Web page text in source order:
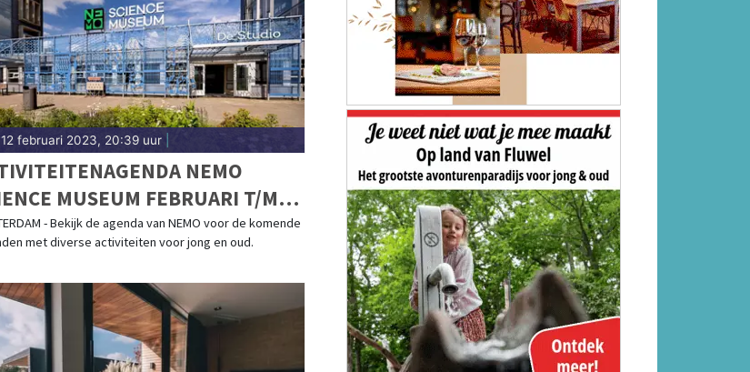
12 februari 2023, 20:39 uur|
NEMO
MUSEUM FEBRUARI T/M
- Bekijk de agenda van NEMO voor de komende
met diverse activiteiten voor jong en oud.